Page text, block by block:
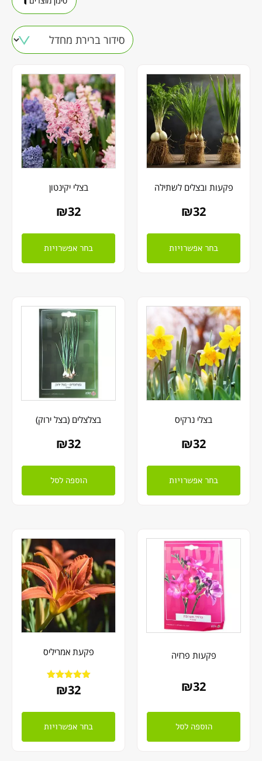
פקעות ובצלים לשתילה
₪32
בחר אפשרויות
בצלי יקינטון
₪32
בחר אפשרויות
בצלי נרקיס
₪32
בחר אפשרויות
בצלצלים (בצל ירוק)
₪32
הוספה לסל
פקעות פרזיה
₪32
הוספה לסל
פקעת אמריליס
דורג
5.00
₪32
בחר אפשרויות